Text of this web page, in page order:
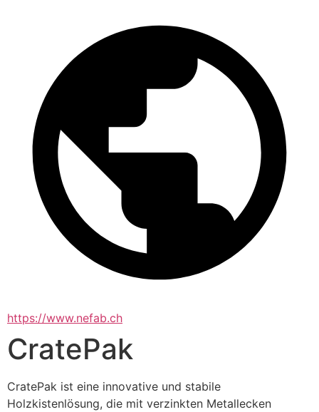
https://www.nefab.ch
CratePak
CratePak ist eine innovative und stabile
Holzkistenlösung, die mit verzinkten Metallecken